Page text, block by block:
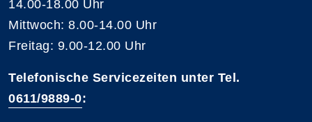
14.00-18.00 Uhr
Mittwoch: 8.00-14.00 Uhr
Freitag: 9.00-12.00 Uhr
Telefonische Servicezeiten unter Tel.
0611/9889-0: